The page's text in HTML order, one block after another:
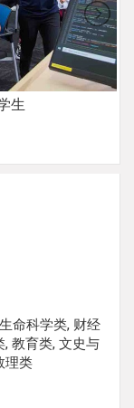
生
命科学类, 财经
教育类, 文史与
理类